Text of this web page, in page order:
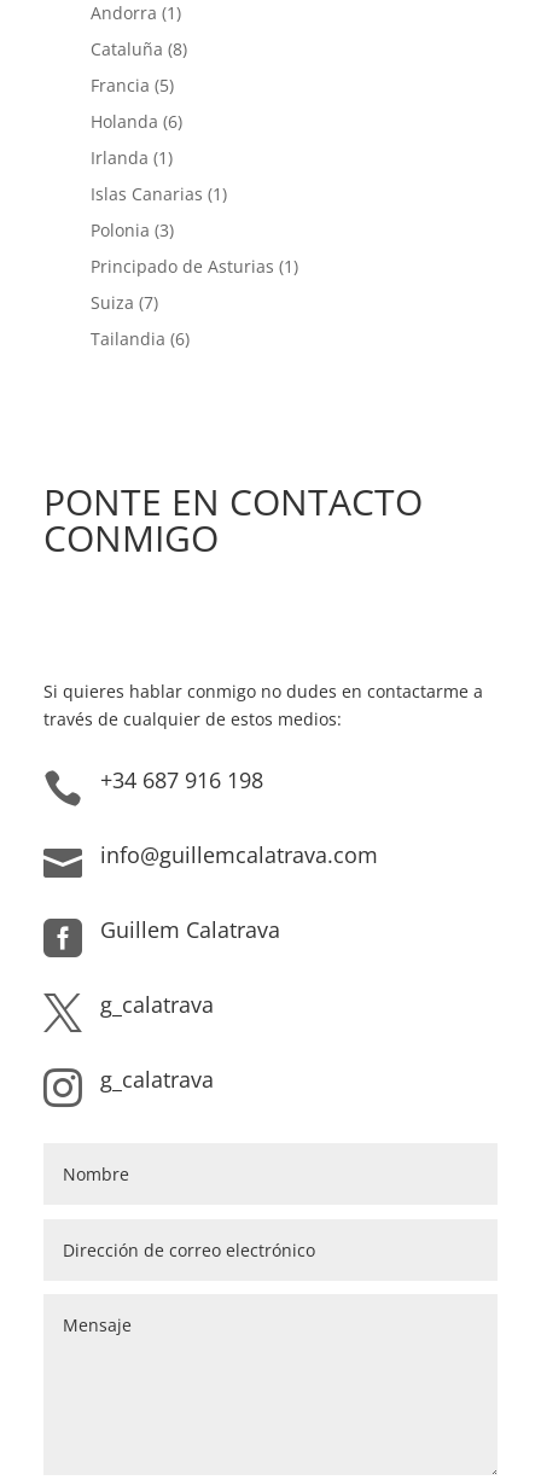
Andorra (1)
Cataluña (8)
Francia (5)
Holanda (6)
Irlanda (1)
Islas Canarias (1)
Polonia (3)
Principado de Asturias (1)
Suiza (7)
Tailandia (6)
PONTE EN CONTACTO
CONMIGO
Si quieres hablar conmigo no dudes en contactarme a
través de cualquier de estos medios:
 +34 687 916 198
 info@guillemcalatrava.com
 Guillem Calatrava
 g_calatrava
 g_calatrava